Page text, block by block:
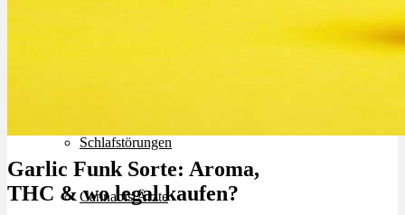
Schlafstörungen
Cannabis Ärzte
Garlic Funk Sorte: Aroma,
THC & wo legal kaufen?